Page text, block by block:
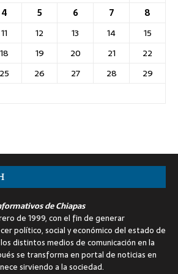
4 5 6 7
8
11 12 13 14
15
18 19 20 21
22
25 26 27 28
29
de Chiapas
de 1999, con el fin de generar
político, social y económico del estado de
distintos medios de comunicación en la
se transforma en portal de noticias en
sirviendo a la sociedad.